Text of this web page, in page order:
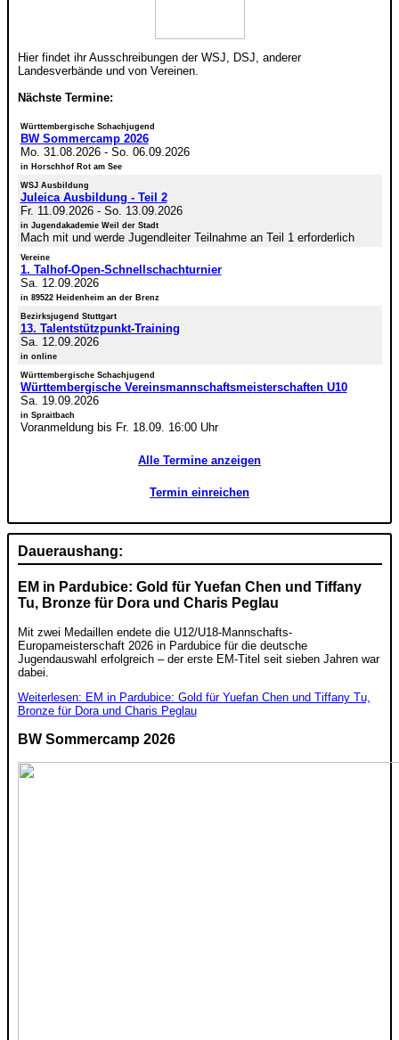
Hier findet ihr Ausschreibungen der WSJ, DSJ, anderer
Landesverbände und von Vereinen.
Nächste Termine:
Württembergische Schachjugend
BW Sommercamp 2026
Mo. 31.08.2026- So. 06.09.2026
in Horschhof Rot am See
WSJ Ausbildung
Juleica Ausbildung - Teil 2
Fr. 11.09.2026- So. 13.09.2026
in Jugendakademie Weil der Stadt
Mach mit und werde Jugendleiter Teilnahme an Teil 1 erforderlich
Vereine
1. Talhof-Open-Schnellschachturnier
Sa. 12.09.2026
in 89522 Heidenheim an der Brenz
Bezirksjugend Stuttgart
13. Talentstützpunkt-Training
Sa. 12.09.2026
in online
Württembergische Schachjugend
Württembergische Vereinsmannschaftsmeisterschaften U10
Sa. 19.09.2026
in Spraitbach
Voranmeldung bis Fr. 18.09. 16:00 Uhr
Alle Termine anzeigen
Termin einreichen
Daueraushang:
EM in Pardubice: Gold für Yuefan Chen und Tiffany
Tu, Bronze für Dora und Charis Peglau
Mit zwei Medaillen endete die U12/U18-Mannschafts-
Europameisterschaft 2026 in Pardubice für die deutsche
Jugendauswahl erfolgreich – der erste EM-Titel seit sieben Jahren war
dabei.
Weiterlesen: EM in Pardubice: Gold für Yuefan Chen und Tiffany Tu,
Bronze für Dora und Charis Peglau
BW Sommercamp 2026